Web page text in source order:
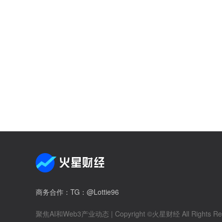
商务合作 ：TG：@Lottie96
聚焦AI和Web3产业动态 | Copyright ©火星财经 All Rights